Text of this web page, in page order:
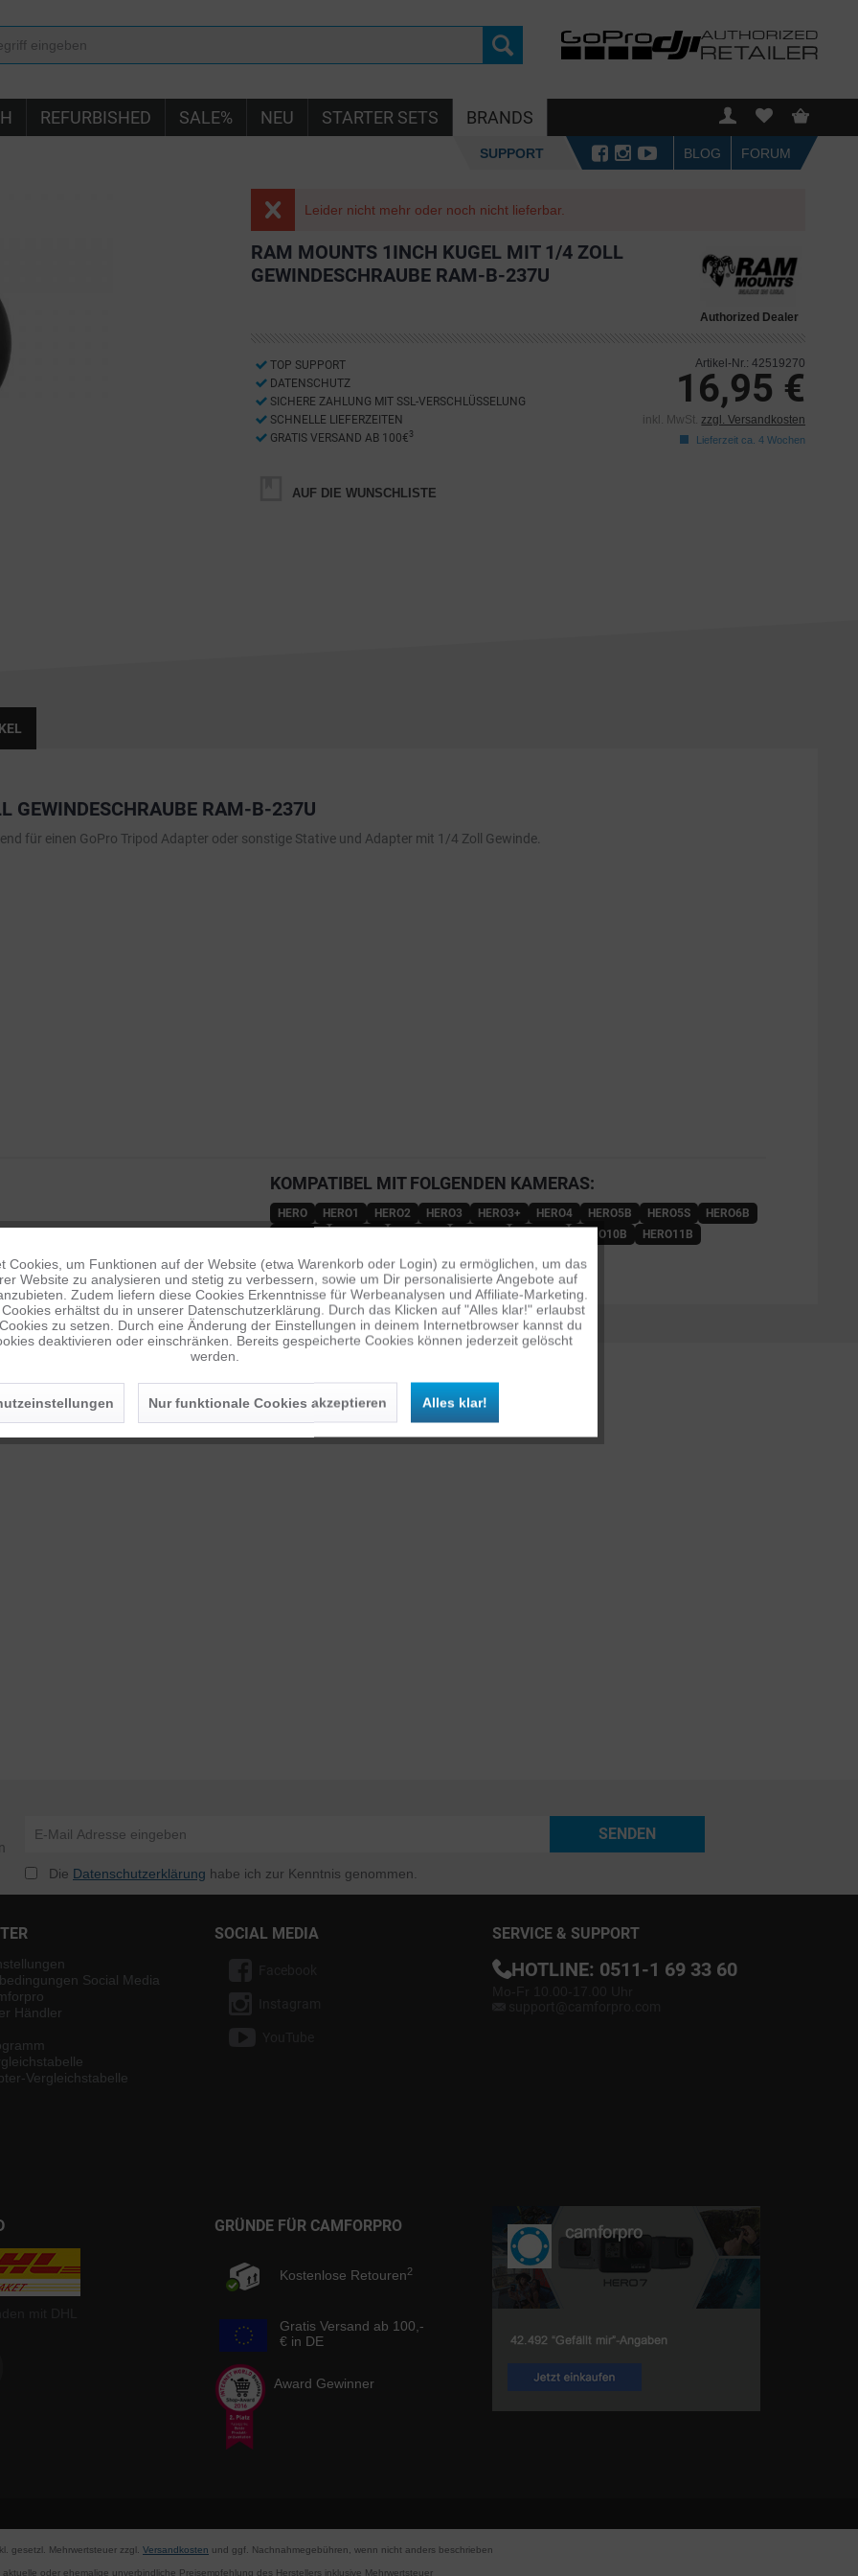
REFURBISHED SALE% NEU STARTER SETS BRANDS
SUPPORT BLOG FORUM
Leider nicht mehr oder noch nicht lieferbar.
RAM MOUNTS 1INCH KUGEL MIT 1/4 ZOLL
GEWINDESCHRAUBE RAM-B-237U
Authorized Dealer
TOP SUPPORT
DATENSCHUTZ
SICHERE ZAHLUNG MIT SSL-VERSCHLÜSSELUNG
SCHNELLE LIEFERZEITEN
GRATIS VERSAND AB 100€ 3
Artikel-Nr.: 42519270
16,95 €
inkl. MwSt. zzgl. Versandkosten
Lieferzeit ca. 4 Wochen
AUF DIE WUNSCHLISTE
GEWINDESCHRAUBE RAM-B-237U
für einen GoPro Tripod Adapter oder sonstige Stative und Adapter mit 1/4 Zoll Gewinde.
KOMPATIBEL MIT FOLGENDEN KAMERAS:
HERO HERO1 HERO2 HERO3 HERO3+ HERO4 HERO5B HERO5S
HERO6B
HERO10B
HERO11B
HERO13B HEROS
SENDEN
Die Datenschutzerklärung habe ich zur Kenntnis genommen.
Social Media
Händler
Vergleichstabelle
SOCIAL MEDIA SERVICE & SUPPORT
HOTLINE: 0511-1 69 33 60
GRÜNDE FÜR CAMFORPRO
Kostenlose Retouren2
Gratis Versand ab 100,-
€ in DE
Award Gewinner
gesetzl. Mehrwertsteuer zzgl. Versandkosten und ggf. Nachnahmegebühren, wenn nicht anders beschrieben
aktuelle oder ehemalige unverbindliche Preisempfehlung des Herstellers inklusive Mehrwertsteuer
Aktiv
Inaktiv
Inaktiv
Cookies, um Funktionen auf der Website (etwa Warenkorb oder Login) zu ermöglichen, um das
Website zu analysieren und stetig zu verbessern, sowie um Dir personalisierte Angebote auf
Zudem liefern diese Cookies Erkenntnisse für Werbeanalysen und Affiliate-Marketing.
erhältst du in unserer Datenschutzerklärung. Durch das Klicken auf "Alles klar!" erlaubst
zu setzen. Durch eine Änderung der Einstellungen in deinem Internetbrowser kannst du
deaktivieren oder einschränken. Bereits gespeicherte Cookies können jederzeit gelöscht
werden.
Nur funktionale Cookies akzeptieren Alles klar!